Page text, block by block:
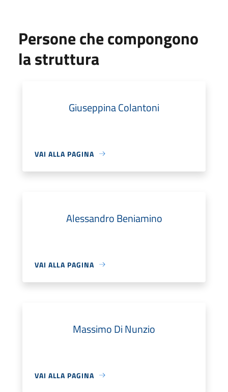
Persone che compongono
la struttura
Giuseppina Colantoni
VAI ALLA PAGINA
Alessandro Beniamino
VAI ALLA PAGINA
Massimo Di Nunzio
VAI ALLA PAGINA